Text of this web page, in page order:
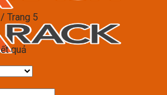
/ Trang 5
quả